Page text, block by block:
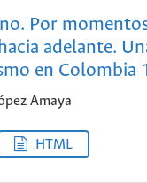
Por
adelante.
en Colombia
Amaya
HTML